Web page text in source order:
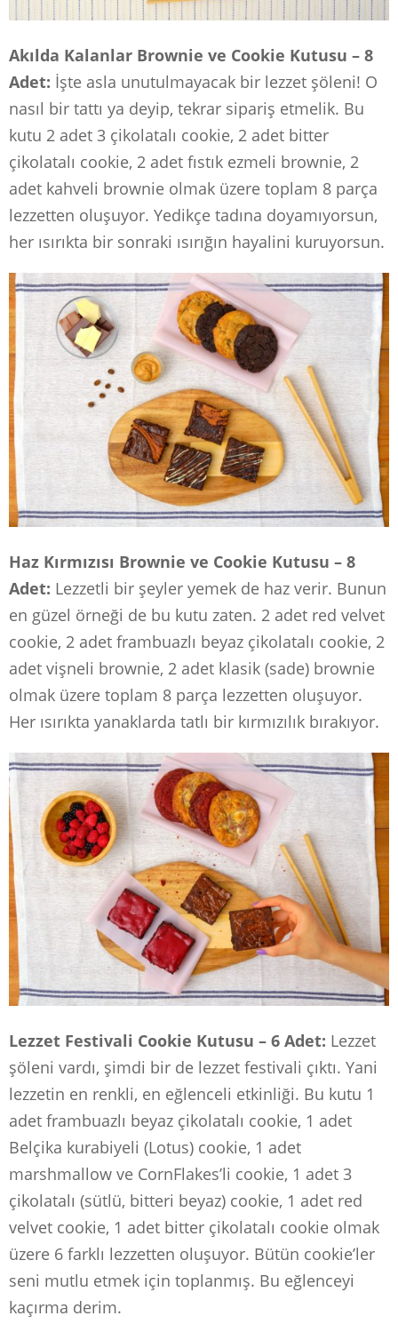
Akılda Kalanlar Brownie ve Cookie Kutusu – 8
Adet: İşte asla unutulmayacak bir lezzet şöleni! O
nasıl bir tattı ya deyip, tekrar sipariş etmelik. Bu
kutu 2 adet 3 çikolatalı cookie, 2 adet bitter
çikolatalı cookie, 2 adet fıstık ezmeli brownie, 2
adet kahveli brownie olmak üzere toplam 8 parça
lezzetten oluşuyor. Yedikçe tadına doyamıyorsun,
her ısırıkta bir sonraki ısırığın hayalini kuruyorsun.
Haz Kırmızısı Brownie ve Cookie Kutusu – 8
Adet: Lezzetli bir şeyler yemek de haz verir. Bunun
en güzel örneği de bu kutu zaten. 2 adet red velvet
cookie, 2 adet frambuazlı beyaz çikolatalı cookie, 2
adet vişneli brownie, 2 adet klasik (sade) brownie
olmak üzere toplam 8 parça lezzetten oluşuyor.
Her ısırıkta yanaklarda tatlı bir kırmızılık bırakıyor.
Lezzet Festivali Cookie Kutusu – 6 Adet: Lezzet
şöleni vardı, şimdi bir de lezzet festivali çıktı. Yani
lezzetin en renkli, en eğlenceli etkinliği. Bu kutu 1
adet frambuazlı beyaz çikolatalı cookie, 1 adet
Belçika kurabiyeli (Lotus) cookie, 1 adet
marshmallow ve CornFlakes’li cookie, 1 adet 3
çikolatalı (sütlü, bitteri beyaz) cookie, 1 adet red
velvet cookie, 1 adet bitter çikolatalı cookie olmak
üzere 6 farklı lezzetten oluşuyor. Bütün cookie’ler
seni mutlu etmek için toplanmış. Bu eğlenceyi
kaçırma derim.